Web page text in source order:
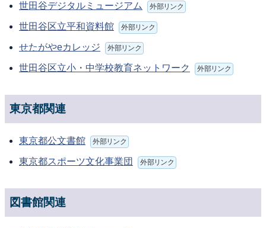
世田谷デジタルミュージアム 外部リンク
世田谷区立平和資料館 外部リンク
せたがやeカレッジ 外部リンク
世田谷区立小・中学校教育ネットワーク 外部リンク
東京都関連
東京都公文書館 外部リンク
東京都スポーツ文化事業団 外部リンク
図書館関連